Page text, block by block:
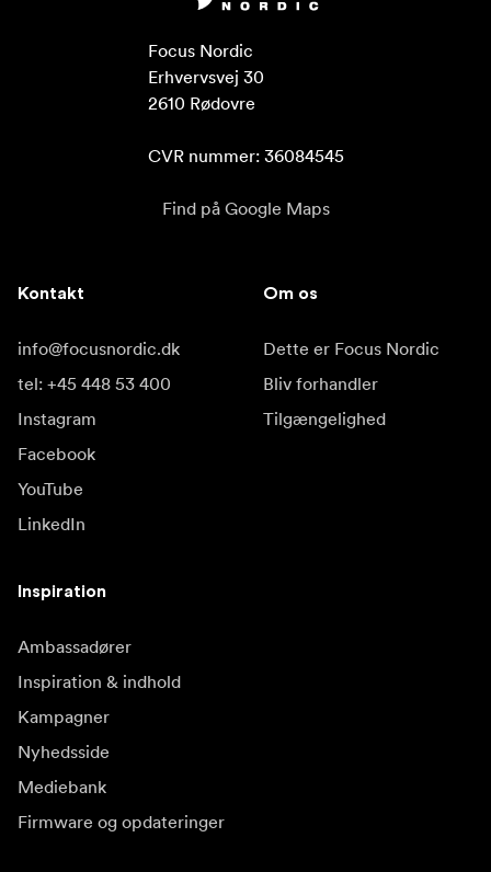
Focus Nordic
Erhvervsvej 30
2610 Rødovre
CVR nummer: 36084545
Find på Google Maps
Kontakt
info@focusnordic.dk
tel: +45 448 53 400
Instagram
Facebook
YouTube
LinkedIn
Om os
Dette er Focus Nordic
Bliv forhandler
Tilgængelighed
Inspiration
Ambassadører
Inspiration & indhold
Kampagner
Nyhedsside
Mediebank
Firmware og opdateringer